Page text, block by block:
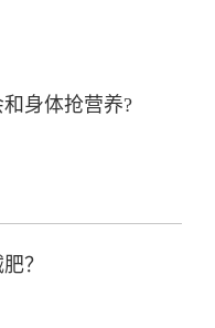
身体抢营养?
？